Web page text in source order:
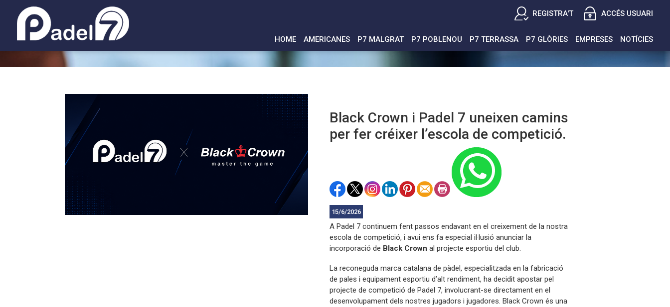
REGISTRA'T ACCÉS USUARI
HOME AMERICANES P7 MALGRAT P7 POBLENOU P7 TERRASSA P7 GLÒRIES EMPRESES NOTÍCIES
Black Crown i Padel 7 uneixen camins
per fer créixer l’escola de competició.
15/6/2026
A Padel 7 continuem fent passos endavant en el creixement de la nostra
escola de competició, i avui ens fa especial il·lusió anunciar la
incorporació de Black Crownal projecte esportiu del club.
La reconeguda marca catalana de pàdel, especialitzada en la fabricació
de pales i equipament esportiu d’alt rendiment, ha decidit apostar pel
projecte de competició de Padel 7, involucrant-se directament en el
desenvolupament dels nostres jugadors i jugadores. Black Crown és una